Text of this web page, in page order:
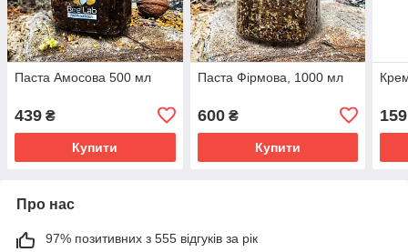
Паста Амосова 500 мл
439 ₴
Купити
Паста Фірмова, 1000 мл
600₴
Купити
159
Про нас
97% позитивних з 555 відгуків за рік